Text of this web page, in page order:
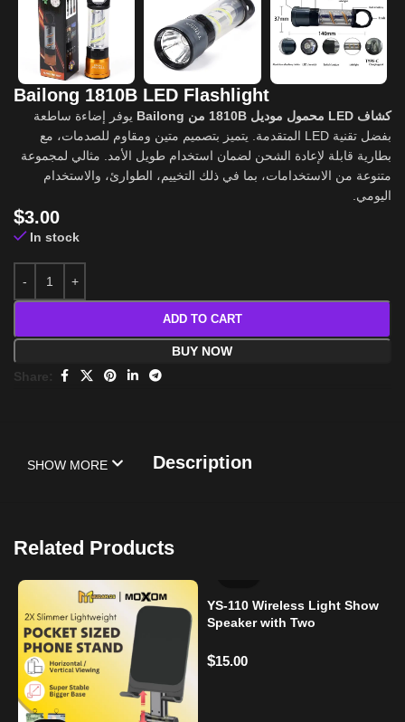
Bailong 1810B LED Flashlight
كشاف LED محمول موديل 1810B من Bailong
يوفر إضاءة ساطعة
بفضل تقنية LED المتقدمة. يتميز بتصميم متين ومقاوم للصدمات، مع
بطارية قابلة لإعادة الشحن لضمان استخدام طويل الأمد. مثالي لمجموعة
متنوعة من الاستخدامات، بما في ذلك التخييم، الطوارئ، والاستخدام
اليومي.
$3.00
In stock
ADD TO CART
BUY NOW
Share:
Description
SHOW MORE
Related Products
YS-110 Wireless Light Show
Speaker with Two
$15.00